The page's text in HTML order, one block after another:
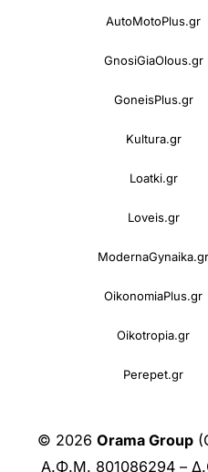
AutoMotoPlus.gr
GnosiGiaOlous.gr
GoneisPlus.gr
Kultura.gr
Loatki.gr
Loveis.gr
ModernaGynaika.gr
OikonomiaPlus.gr
Oikotropia.gr
Perepet.gr
© 2026 Orama Group
Α.Φ.Μ. 801086294 –